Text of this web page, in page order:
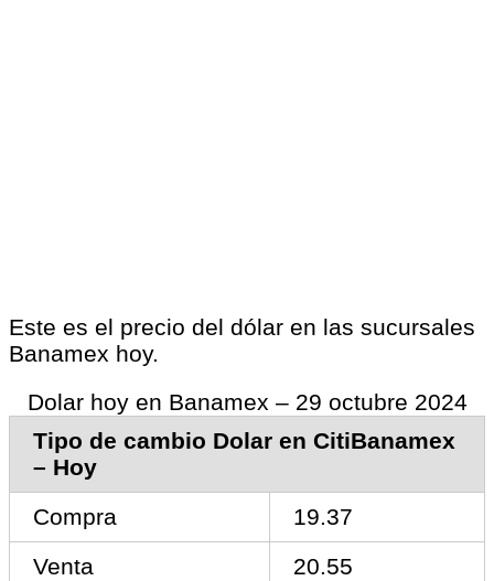
Este es el precio del dólar en las sucursales
Banamex hoy.
Dolar hoy en Banamex – 29 octubre 2024
Tipo de cambio Dolar en CitiBanamex
– Hoy
Compra
19.37
Venta
20.55